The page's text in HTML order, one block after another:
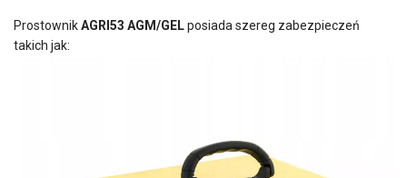
ProstownikAGRI53 AGM/GELposiada szereg zabezpieczeń
takich jak: